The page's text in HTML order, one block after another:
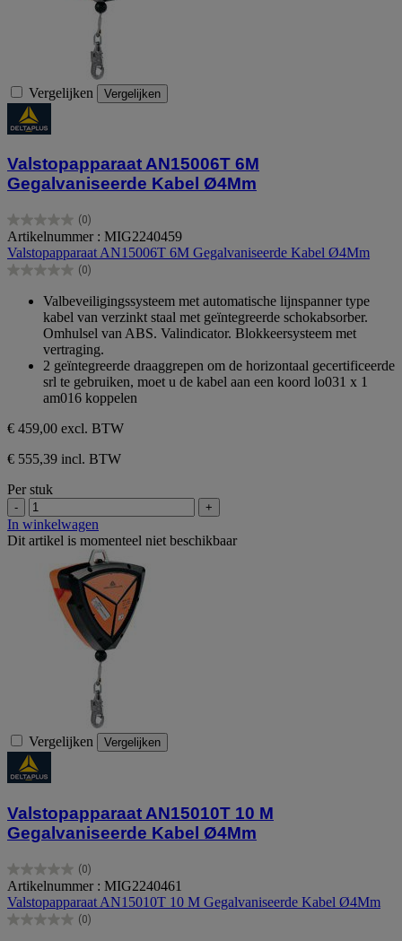
Vergelijken Vergelijken
Valstopapparaat AN15006T 6M
Gegalvaniseerde Kabel Ø4Mm
(0)
0.0
van
de
5
Artikelnummer : MIG2240459
Valstopapparaat AN15006T 6M Gegalvaniseerde Kabel Ø4Mm
(0)
0.0
sterren.
Valbeveiligingssysteem met automatische lijnspanner type
kabel van verzinkt staal met geïntegreerde schokabsorber.
Omhulsel van ABS. Valindicator. Blokkeersysteem met
vertraging.
2 geïntegreerde draaggrepen om de horizontaal gecertificeerde
srl te gebruiken, moet u de kabel aan een koord lo031 x 1
am016 koppelen
€ 459,00 excl. BTW
€ 555,39 incl. BTW
Per stuk
- +
In winkelwagen
Dit artikel is momenteel niet beschikbaar
Vergelijken Vergelijken
Valstopapparaat AN15010T 10 M
Gegalvaniseerde Kabel Ø4Mm
(0)
0.0
van
de
5
Artikelnummer : MIG2240461
Valstopapparaat AN15010T 10 M Gegalvaniseerde Kabel Ø4Mm
(0)
0.0